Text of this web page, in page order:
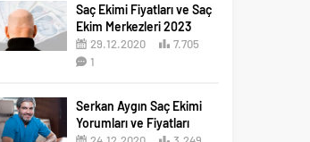
Saç Ekimi Fiyatları ve Saç
Ekim Merkezleri 2023
29.12.2020
7.705
1
Serkan Aygın Saç Ekimi
Yorumları ve Fiyatları